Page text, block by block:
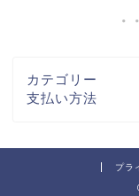
カテゴリー
支払い方法
プラ